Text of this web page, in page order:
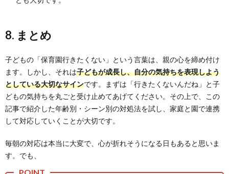
8. まとめ
子どもの「保育園行きたくない」という言葉は、親の心を締め付け
ます。しかし、それは子どもが成長し、自分の気持ちを表現しよう
としている大切なサインです。まずは「行きたくないんだね」と子
どもの気持ちを丸ごと受け止めてあげてください。その上で、この
記事で紹介した年齢別・シーン別の対処法を試し、家庭と園で連携
して対応していくことが大切です。
毎朝の対応は本当に大変で、心が折れそうになる日もあると思いま
す。でも、